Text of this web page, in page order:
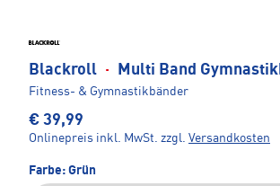
Blackroll · Multi Band
Fitness- & Gymnastikbänder
€ 39,99
Onlinepreis inkl. MwSt. zzgl. Versandkosten
Farbe: Grün